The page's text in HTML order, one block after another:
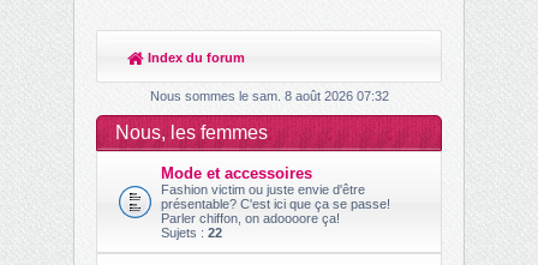
Index du forum
ec
her
Nous sommes le sam. 8 août 2026 07:32
Nous, les femmes
Mode et accessoires
Fashion victim ou juste envie d'être
présentable? C'est ici que ça se passe!
Parler chiffon, on adoooore ça!
Sujets : 22